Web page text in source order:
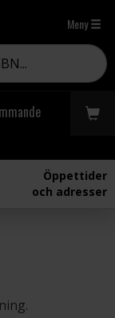
Meny
Öppettider
och adresser